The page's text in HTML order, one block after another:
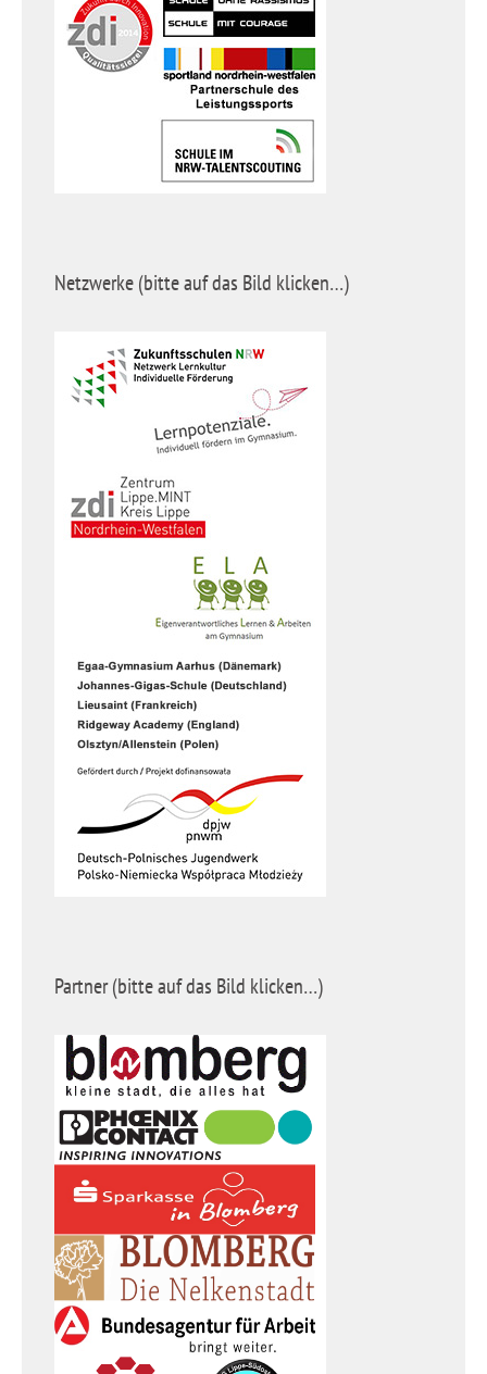
Netzwerke (bitte auf das Bild klicken…)
Partner (bitte auf das Bild klicken…)